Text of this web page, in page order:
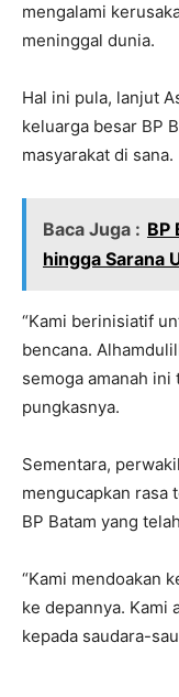
mengalami
meninggal dunia.
Hal ini pula, lanjut
keluarga besar BP
masyarakat di sana.
Baca Juga : BP
hingga Sarana
“Kami berinisiatif
bencana.
semoga amanah ini
pungkasnya.
Sementara,
mengucapkan rasa
BP Batam yang
“Kami mendoakan
ke depannya. Kami
kepada saudara-